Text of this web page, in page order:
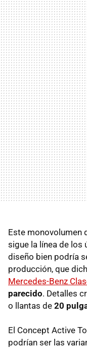
Este monovolumen
sigue la línea de los
diseño bien podría
producción, que
Mercedes-Benz
parecido. Detalles
o llantas de 20
El Concept Active
podrían ser las